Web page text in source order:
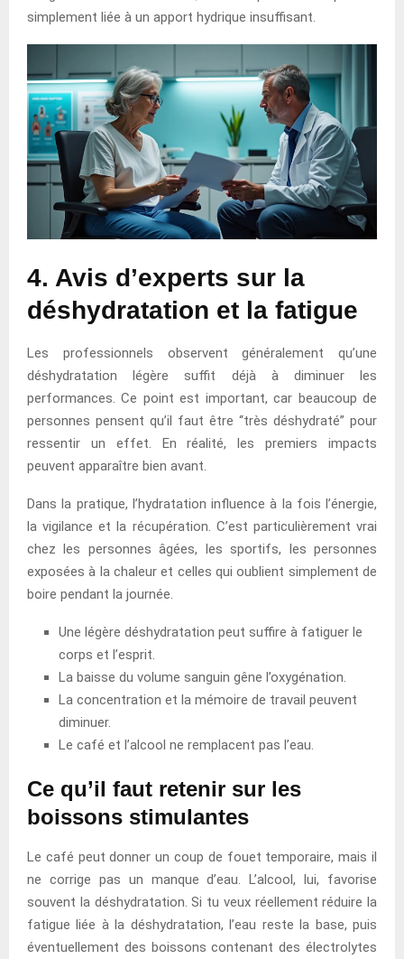
simplement liée à un apport hydrique insuffisant.
4. Avis d’experts sur la
déshydratation et la fatigue
Les professionnels observent généralement qu’une
déshydratation légère suffit déjà à diminuer les
performances. Ce point est important, car beaucoup de
personnes pensent qu’il faut être “très déshydraté” pour
ressentir un effet. En réalité, les premiers impacts
peuvent apparaître bien avant.
Dans la pratique, l’hydratation influence à la fois l’énergie,
la vigilance et la récupération. C’est particulièrement vrai
chez les personnes âgées, les sportifs, les personnes
exposées à la chaleur et celles qui oublient simplement de
boire pendant la journée.
Une légère déshydratation peut suffire à fatiguer le
corps et l’esprit.
La baisse du volume sanguin gêne l’oxygénation.
La concentration et la mémoire de travail peuvent
diminuer.
Le café et l’alcool ne remplacent pas l’eau.
Ce qu’il faut retenir sur les
boissons stimulantes
Le café peut donner un coup de fouet temporaire, mais il
ne corrige pas un manque d’eau. L’alcool, lui, favorise
souvent la déshydratation. Si tu veux réellement réduire la
fatigue liée à la déshydratation, l’eau reste la base, puis
éventuellement des boissons contenant des électrolytes